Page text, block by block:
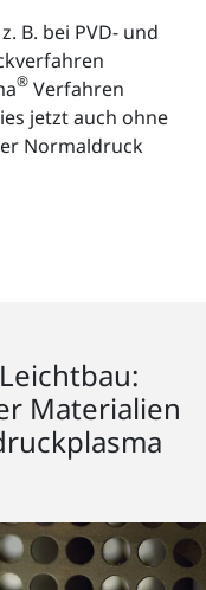
B. bei PVD- und
® Verfahren
jetzt auch ohne
Normaldruck
Materialien